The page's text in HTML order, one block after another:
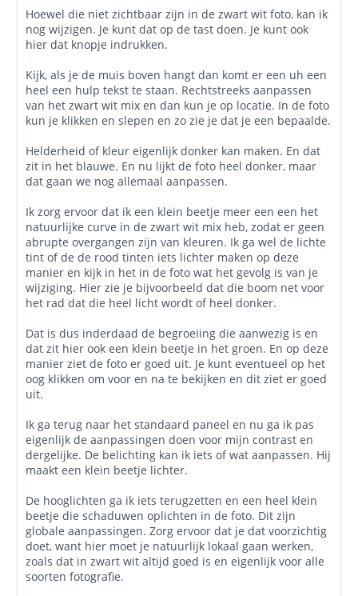
Hoewel die niet zichtbaar zijn in de zwart wit foto, kan ik
nog wijzigen. Je kunt dat op de tast doen. Je kunt ook
hier dat knopje indrukken.
Kijk, als je de muis boven hangt dan komt er een uh een
heel een hulp tekst te staan. Rechtstreeks aanpassen
van het zwart wit mix en dan kun je op locatie. In de foto
kun je klikken en slepen en zo zie je dat je een bepaalde.
Helderheid of kleur eigenlijk donker kan maken. En dat
zit in het blauwe. En nu lijkt de foto heel donker, maar
dat gaan we nog allemaal aanpassen.
Ik zorg ervoor dat ik een klein beetje meer een een het
natuurlijke curve in de zwart wit mix heb, zodat er geen
abrupte overgangen zijn van kleuren. Ik ga wel de lichte
tint of de de rood tinten iets lichter maken op deze
manier en kijk in het in de foto wat het gevolg is van je
wijziging. Hier zie je bijvoorbeeld dat die boom net voor
het rad dat die heel licht wordt of heel donker.
Dat is dus inderdaad de begroeiing die aanwezig is en
dat zit hier ook een klein beetje in het groen. En op deze
manier ziet de foto er goed uit. Je kunt eventueel op het
oog klikken om voor en na te bekijken en dit ziet er goed
uit.
Ik ga terug naar het standaard paneel en nu ga ik pas
eigenlijk de aanpassingen doen voor mijn contrast en
dergelijke. De belichting kan ik iets of wat aanpassen. Hij
maakt een klein beetje lichter.
De hooglichten ga ik iets terugzetten en een heel klein
beetje die schaduwen oplichten in de foto. Dit zijn
globale aanpassingen. Zorg ervoor dat je dat voorzichtig
doet, want hier moet je natuurlijk lokaal gaan werken,
zoals dat in zwart wit altijd goed is en eigenlijk voor alle
soorten fotografie.